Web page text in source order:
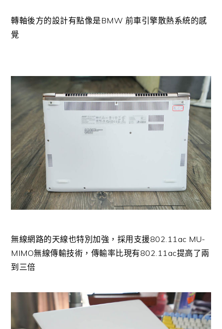
轉軸後方的設計有點像是BMW 前車引擎散熱系統的感
覺
無線網路的天線也特別加強，採用支援802.11ac MU-
MIMO無線傳輸技術，傳輸率比現有802.11ac提高了兩
到三倍